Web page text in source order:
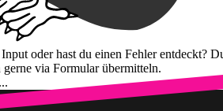
oder hast du einen Fehler entdeckt?
via Formular übermitteln.